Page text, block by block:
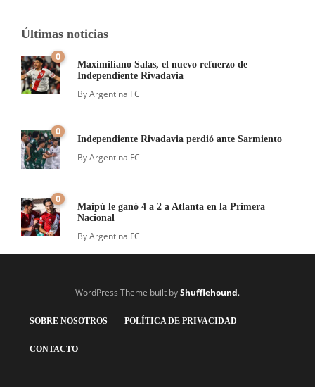
Últimas noticias
0
Maximiliano Salas, el nuevo refuerzo de
Independiente Rivadavia
ByArgentina FC
0
Independiente Rivadavia perdió ante Sarmiento
ByArgentina FC
0
Maipú le ganó 4 a 2 a Atlanta en la Primera
Nacional
ByArgentina FC
WordPress Theme built byShufflehound.
SOBRE NOSOTROS POLÍTICA DE PRIVACIDAD
CONTACTO